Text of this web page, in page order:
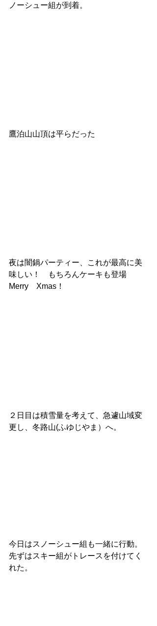
ノーシュー組が到着。
鷹泊山山頂は平らだった
夜は闇鍋パーティー、これが最高に美
味しい！　もちろんケーキも登場
Merry　Xmas！
２日目は積雪量を考えて、急遽山域変
更し、冬路山(ふゆじやま）へ。
今日はスノーシュー組も一緒に行動。
先ずはスキー組がトレースを付けてく
れた。